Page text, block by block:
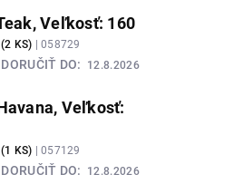
Veľkosť: 160
(2 KS) | 058729
DO: 12.8.2026
Veľkosť:
(1 KS) | 057129
DO: 12.8.2026